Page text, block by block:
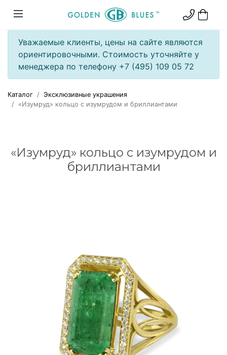
Уважаемые клиенты, цены на сайте являются
ориентировочными. Стоимость уточняйте у
менеджера по телефону +7 (495) 109 05 72
Каталог
Эксклюзивные украшения
«Изумруд» кольцо с изумрудом и бриллиантами
«Изумруд» кольцо с изумрудом и
бриллиантами